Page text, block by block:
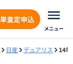
査定申込
メニュー
日産 デュアリス 14